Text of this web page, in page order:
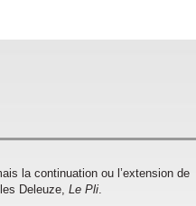
la continuation ou l’extension de
Deleuze, Le Pli.